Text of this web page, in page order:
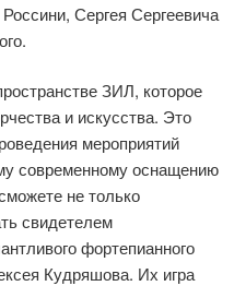
Сергея Сергеевича
ЗИЛ, которое
и искусства. Это
мероприятий
современному оснащению
не только
свидетелем
фортепианного
Кудряшова. Их игра